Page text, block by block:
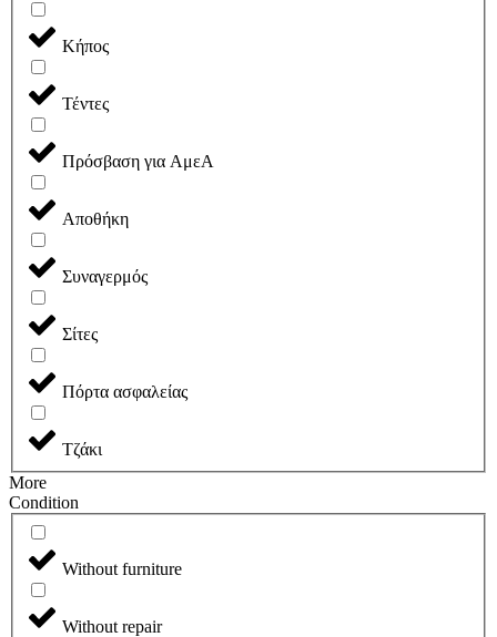
Κήπος
Τέντες
Πρόσβαση για ΑμεΑ
Αποθήκη
Συναγερμός
Σίτες
Πόρτα ασφαλείας
Τζάκι
More
Сondition
Without furniture
Without repair